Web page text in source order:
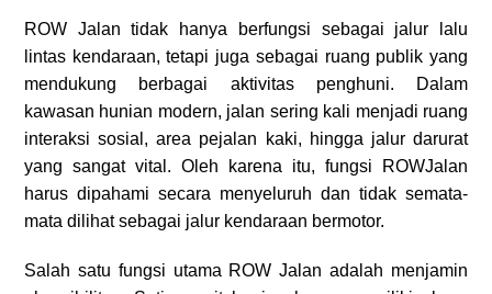
ROW Jalan tidak hanya berfungsi sebagai jalur lalu
lintas kendaraan, tetapi juga sebagai ruang publik yang
mendukung berbagai aktivitas penghuni. Dalam
kawasan hunian modern, jalan sering kali menjadi ruang
interaksi sosial, area pejalan kaki, hingga jalur darurat
yang sangat vital. Oleh karena itu, fungsi ROWJalan
harus dipahami secara menyeluruh dan tidak semata-
mata dilihat sebagai jalur kendaraan bermotor.
Salah satu fungsi utama ROW Jalan adalah menjamin